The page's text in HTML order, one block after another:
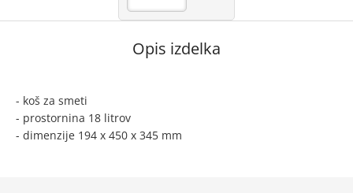
Opis izdelka
- koš za smeti
- prostornina 18 litrov
- dimenzije 194 x 450 x 345 mm